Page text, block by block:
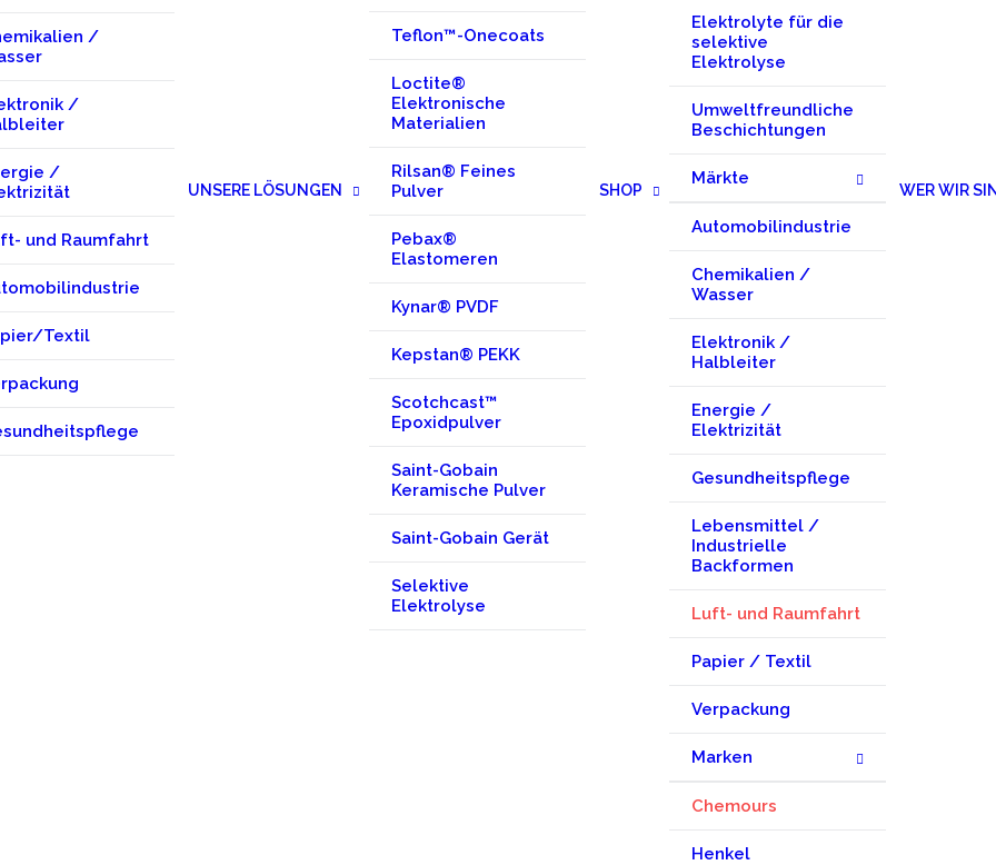
/
/
/
und Raumfahrt
Textil
UNSERE LÖSUNGEN
Teflon™-Onecoats
Loctite®
Elektronische
Materialien
Rilsan® Feines
Pulver
Pebax®
Elastomeren
Kynar® PVDF
Kepstan® PEKK
Scotchcast™
Epoxidpulver
Saint-Gobain
Keramische Pulver
Saint-Gobain Gerät
Selektive
Elektrolyse
SHOP
Elektrolyte für die
selektive
Elektrolyse
Umweltfreundliche
Beschichtungen
Märkte
Automobilindustrie
Chemikalien /
Wasser
Elektronik /
Halbleiter
Energie /
Elektrizität
Gesundheitspflege
Lebensmittel /
Industrielle
Backformen
Luft- und Raumfahrt
Papier / Textil
Verpackung
Marken
Chemours
Henkel
WER WIR